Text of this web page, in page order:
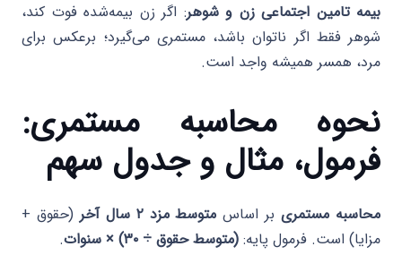
بیمه تامین اجتماعی زن و شوهر: اگر زن بیمه‌شده فوت کند،
شوهر فقط اگر ناتوان باشد، مستمری می‌گیرد؛ برعکس برای
مرد، همسر همیشه واجد است.
نحوه محاسبه مستمری:
فرمول، مثال و جدول سهم
محاسبه مستمریبر اساس متوسط مزد ۲ سال آخر
(حقوق +
مزایا) است. فرمول پایه: (متوسط حقوق ÷ ۳۰) × سنوات .